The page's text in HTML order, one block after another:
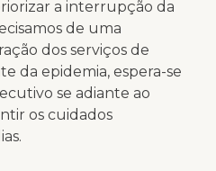
a interrupção da
de uma
dos serviços de
da epidemia, espera-se
se adiante ao
os cuidados